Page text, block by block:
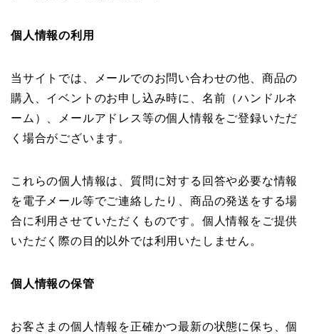
個人情報の利用
当サイトでは、メールでのお問い合わせの他、商品の
購入、イベントのお申し込み時に、名前（ハンドルネ
ーム）、メールアドレス等の個人情報をご登録いただ
く場合がございます。
これらの個人情報は、質問に対する回答や必要な情報
を電子メール等でご連絡したり、商品の発送をする場
合に利用させていただくものです。個人情報をご提供
いただく際の目的以外では利用いたしません。
個人情報の保管
お客さまの個人情報を正確かつ最新の状態に保ち、個